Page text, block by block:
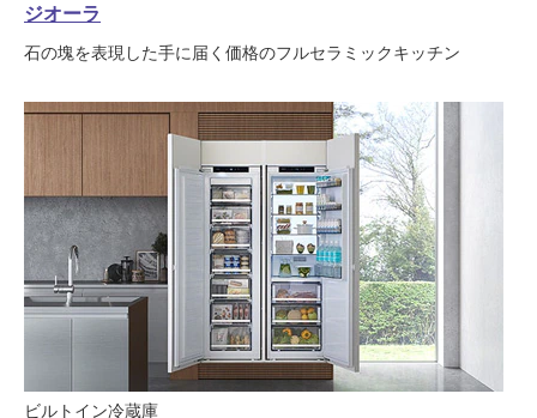
ジオーラ
石の塊を表現した手に届く価格のフルセラミックキッチン
ビルトイン冷蔵庫